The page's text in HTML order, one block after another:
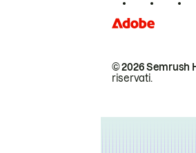
© 2026 Semrush
riservati.